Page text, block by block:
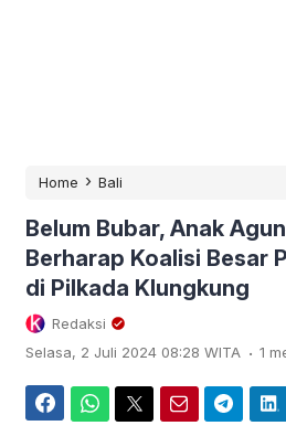
Home › Bali
Belum Bubar, Anak
Berharap Koalisi Besar
di Pilkada Klungkung
Redaksi
Selasa, 2 Juli 2024 08:28 WITA . 1